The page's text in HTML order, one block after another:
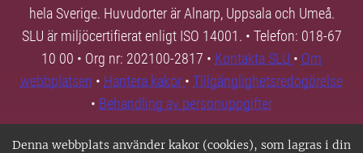
Denna webbplats använder kakor (cookies), som lagras i din
hela Sverige. Huvudorter är Alnarp, Uppsala och Umeå.
SLU är miljöcertifierat enligt ISO 14001. • Telefon: 018-67
10 00 • Org nr: 202100-2817 • Kontakta SLU • Om
webbplatsen • Hantera kakor • Tillgänglighetsredogörelse
• Behandling av personuppgifter